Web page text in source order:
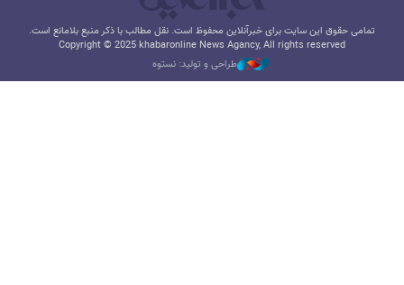
تمامی حقوق این سایت برای خبرآنلاین محفوظ است. نقل مطالب با ذکر منبع بلامانع است.
Copyright © 2025 khabaronline News Agancy, All rights reserved
طراحی و تولید: نستوه